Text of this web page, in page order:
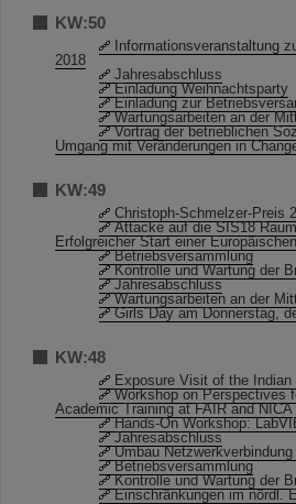
KW:50
Informationsveranstaltung
2018
Jahresabschluss
Einladung Weihnachtsparty
Einladung zur
Wartungsarbeiten an der
Vortrag der betrieblichen
Umgang mit Veränderungen in
KW:49
Christoph-Schmelzer-Preis
Attacke auf die SIS18
Erfolgreicher Start einer
Betriebsversammlung
Kontrolle und Wartung der
Jahresabschluss
Wartungsarbeiten an der
Girls´Day am Donnerstag,
KW:48
Exposure Visit of the
Workshop on Perspectives
Academic Training at FAIR and NICA
Hands-On Workshop:
Jahresabschluss
Umbau
Betriebsversammlung
Kontrolle und Wartung der
Einschränkungen im nördl.